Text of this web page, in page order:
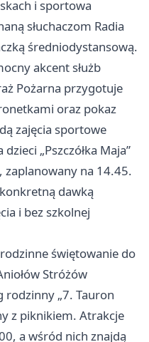
i sportowa
słuchaczom Radia
średniodystansową.
akcent służb
Pożarna przygotuje
oraz pokaz
zajęcia sportowe
„Pszczółka Maja”
na 14.45.
dawką
i bez szkolnej
świętowanie do
Stróżów
„7. Tauron
z piknikiem. Atrakcje
a wśród nich znajdą